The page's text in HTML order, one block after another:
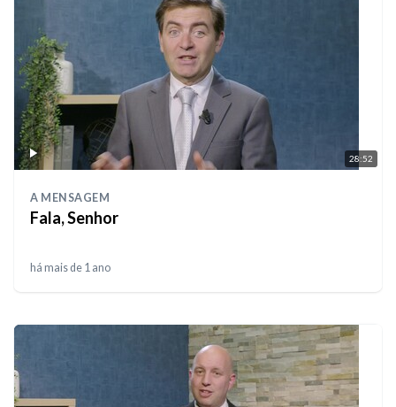
28:52
A MENSAGEM
Fala, Senhor
há mais de 1 ano